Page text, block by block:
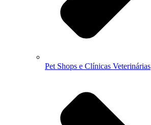
Pet Shops e Clínicas Veterinárias